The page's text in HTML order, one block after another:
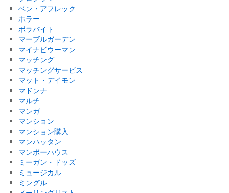
ベン・アフレック
ホラー
ボラバイト
マーブルガーデン
マイナビウーマン
マッチング
マッチングサービス
マット・デイモン
マドンナ
マルチ
マンガ
マンション
マンション購入
マンハッタン
マンボーハウス
ミーガン・ドッズ
ミュージカル
ミングル